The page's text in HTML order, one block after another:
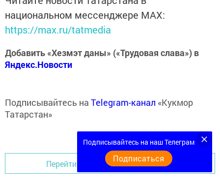
национальном мессенджере MАХ:
https://max.ru/tatmedia
Добавить «Хезмэт даны» («Трудовая слава») в
Яндекс.Новости
Подписывайтесь на Telegram-канал «Кукмор
Татарстан»
Перейти на страницу новости
Подписывайтесь на наш Телеграм
Подписаться